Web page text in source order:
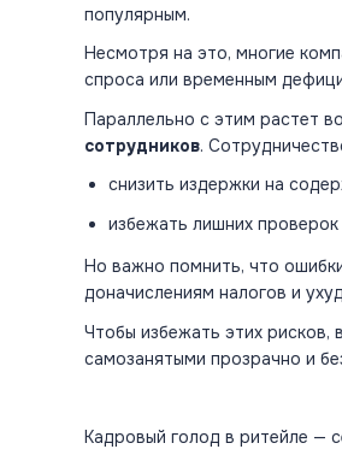
популярным.
Несмотря на это, многие
спроса или временным
Параллельно с этим растет
сотрудников.
снизить издержки на
избежать лишних
Но важно помнить, что
доначислениям налогов и
Чтобы избежать этих
самозанятыми прозрачно и
Кадровый голод в ритейле —